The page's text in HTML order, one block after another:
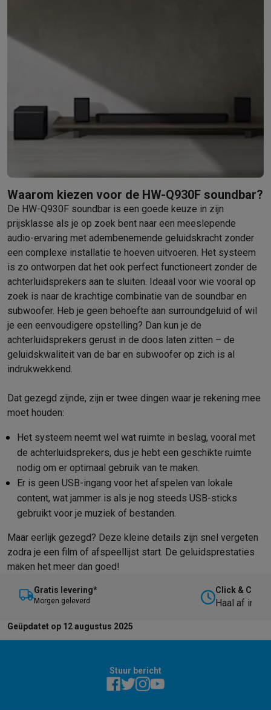
Acties
Daarom Krëfel
Installatie aan huis
BetalingsmogelijkhedenGift card
Klantenservice
Herstelling van je toestel
Groot elektro & inbouw
Klein elektroBeauty & gezondheidHuishoudenKeuken Meer...
Outlet
OutletAlle outlet dealsOutlet multimedia & telefonieOutlet
Waarom kiezen voor de HW-Q930F soundbar?
De HW-Q930F soundbar is een goede keuze in zijn
prijsklasse als je op zoek bent naar een meeslepende
audio-ervaring met adembenemende geluidskracht zonder
een complexe installatie te hoeven uitvoeren. Het systeem
is zo ontworpen dat het ook perfect functioneert zonder de
achterluidsprekers aan te sluiten. Ideaal voor wie vooral op
zoek is naar de krachtige combinatie van de soundbar en
subwoofer. Heb je geen behoefte aan surroundgeluid of wil
je een eenvoudigere opstelling? Dan kun je de
achterluidsprekers gerust in de doos laten zitten – de
geluidskwaliteit van de bar en subwoofer op zich is al
indrukwekkend.
Dat gezegd zijnde, zijn er twee dingen waar je rekening mee
moet houden:
Het systeem neemt wel wat ruimte in beslag, vooral met
de achterluidsprekers, dus je hebt een geschikte ruimte
nodig om er optimaal gebruik van te maken.
Er is geen USB-ingang voor het afspelen van lokale
content, wat jammer is als je nog steeds USB-sticks
gebruikt voor je muziek of bestanden.
Maar eerlijk gezegd? Deze kleine details zijn snel vergeten
zodra je een film of afspeellijst start. De geluidsprestaties
maken het meer dan goed!
Gratis levering*
M orgen geleverd
Click &
Haal af in
Geüpdatet op 12 augustus 2025
Stuur bericht